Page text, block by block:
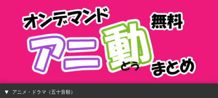
アニメ・ドラマ（五十音順）